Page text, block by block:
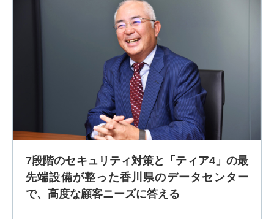
7段階のセキュリティ対策と「ティア4」の最
先端設備が整った香川県のデータセンター
で、高度な顧客ニーズに答える